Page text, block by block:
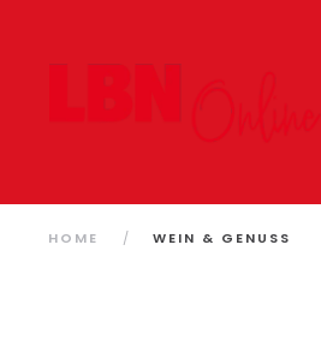
HOME WEIN & GENUSS